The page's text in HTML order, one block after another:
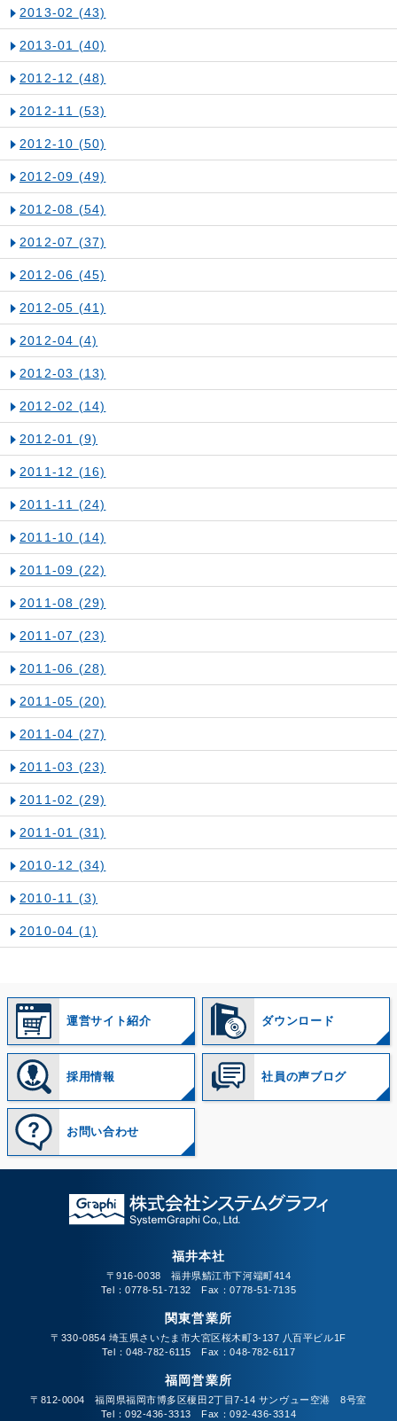
2013-02 (43)
2013-01 (40)
2012-12 (48)
2012-11 (53)
2012-10 (50)
2012-09 (49)
2012-08 (54)
2012-07 (37)
2012-06 (45)
2012-05 (41)
2012-04 (4)
2012-03 (13)
2012-02 (14)
2012-01 (9)
2011-12 (16)
2011-11 (24)
2011-10 (14)
2011-09 (22)
2011-08 (29)
2011-07 (23)
2011-06 (28)
2011-05 (20)
2011-04 (27)
2011-03 (23)
2011-02 (29)
2011-01 (31)
2010-12 (34)
2010-11 (3)
2010-04 (1)
運営サイト紹介 ダウンロード
採用情報 社員の声ブログ
お問い合わせ
福井本社
〒916-0038 福井県鯖江市下河端町414
Tel：0778-51-7132 Fax：0778-51-7135
関東営業所
〒330-0854 埼玉県さいたま市大宮区桜木町3-137 八百平ビル1F
Tel：048-782-6115 Fax：048-782-6117
福岡営業所
〒812-0004 福岡県福岡市博多区榎田2丁目7-14 サンヴュー空港 8号室
Tel：092-436-3313 Fax：092-436-3314